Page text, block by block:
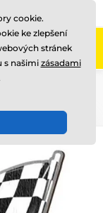
cookie.
ke zlepšení
stránek
s našimi zásadami